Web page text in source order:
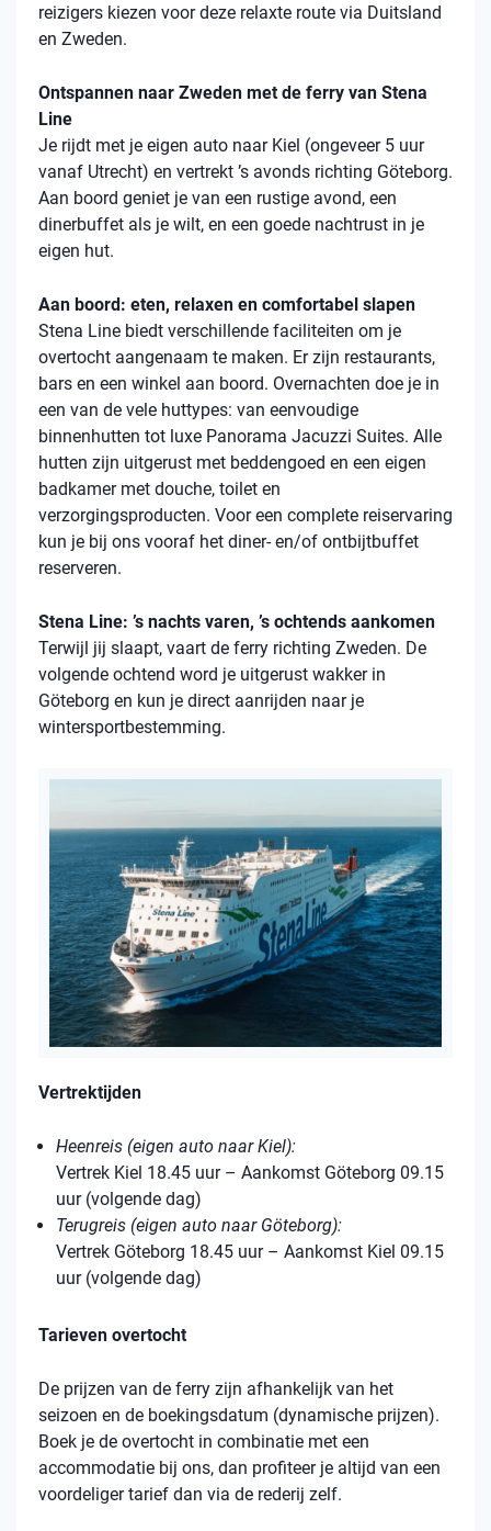
reizigers kiezen voor deze relaxte route via Duitsland
en Zweden.
Ontspannen naar Zweden met de ferry van Stena
Line
Je rijdt met je eigen auto naar Kiel (ongeveer 5 uur
vanaf Utrecht) en vertrekt ’s avonds richting Göteborg.
Aan boord geniet je van een rustige avond, een
dinerbuffet als je wilt, en een goede nachtrust in je
eigen hut.
Aan boord: eten, relaxen en comfortabel slapen
Stena Line biedt verschillende faciliteiten om je
overtocht aangenaam te maken. Er zijn restaurants,
bars en een winkel aan boord. Overnachten doe je in
een van de vele huttypes: van eenvoudige
binnenhutten tot luxe Panorama Jacuzzi Suites. Alle
hutten zijn uitgerust met beddengoed en een eigen
badkamer met douche, toilet en
verzorgingsproducten. Voor een complete reiservaring
kun je bij ons vooraf het diner- en/of ontbijtbuffet
reserveren.
Stena Line: ’s nachts varen, ’s ochtends aankomen
Terwijl jij slaapt, vaart de ferry richting Zweden. De
volgende ochtend word je uitgerust wakker in
Göteborg en kun je direct aanrijden naar je
wintersportbestemming.
Vertrektijden
Heenreis (eigen auto naar Kiel):
Vertrek Kiel 18.45 uur – Aankomst Göteborg 09.15
uur (volgende dag)
Terugreis (eigen auto naar Göteborg):
Vertrek Göteborg 18.45 uur – Aankomst Kiel 09.15
uur (volgende dag)
Tarieven overtocht
De prijzen van de ferry zijn afhankelijk van het
seizoen en de boekingsdatum (dynamische prijzen).
Boek je de overtocht in combinatie met een
accommodatie bij ons, dan profiteer je altijd van een
voordeliger tarief dan via de rederij zelf.